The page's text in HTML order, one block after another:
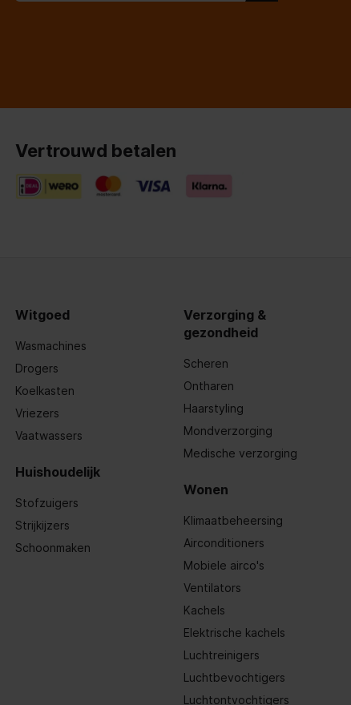
(LiFePo4)
Vertrouwd betalen
Witgoed
Wasmachines
Drogers
Koelkasten
Vriezers
Vaatwassers
Huishoudelijk
Stofzuigers
Strijkijzers
Schoonmaken
Verzorging &
gezondheid
Scheren
Ontharen
Haarstyling
Mondverzorging
Medische verzorging
Wonen
Klimaatbeheersing
Airconditioners
Mobiele airco's
Ventilators
Kachels
Elektrische kachels
Luchtreinigers
Luchtbevochtigers
Luchtontvochtigers